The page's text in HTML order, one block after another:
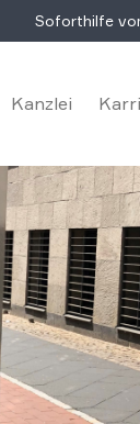
Soforthilfe
Kanzlei